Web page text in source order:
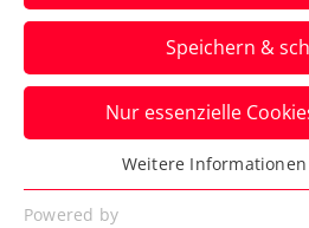
Saison 2026
Falsche Eingabe Spielberichte:
Speichern &
Nur essenzielle
Essenziell
Essenzielle Cookies werden für
Weitere
Powered by